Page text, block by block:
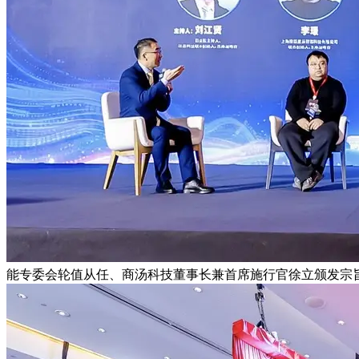
能专委会轮值从任、商汤科技董事长兼首席施行官徐立颁发宗